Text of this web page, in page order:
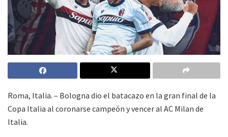
Roma, Italia. – Bologna dio el batacazo en la gran final de la
Copa Italia al coronarse campeón y vencer al AC Milan de
Italia.